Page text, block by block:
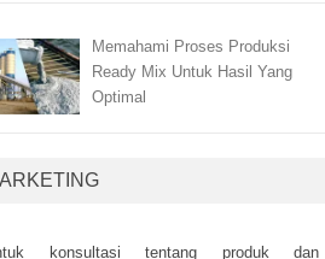
Memahami Proses Produksi
Ready Mix Untuk Hasil Yang
Optimal
kоnsultаsі tеntаng рrоduk dаn